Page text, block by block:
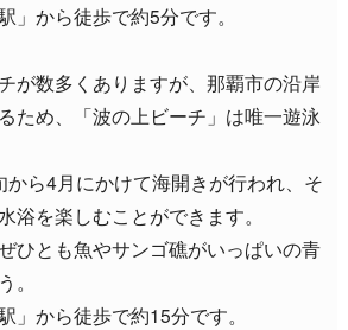
」から徒歩で約5分です。
が数多くありますが、那覇市の沿岸
ため、「波の上ビーチ」は唯一遊泳
ら4月にかけて海開きが行われ、そ
浴を楽しむことができます。
ひとも魚やサンゴ礁がいっぱいの青
。
」から徒歩で約15分です。